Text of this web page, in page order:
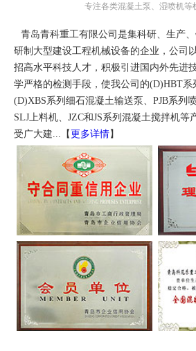
专注各类混凝土泵、湿喷机等
青岛青科重工有限公司是集科研、生产
研制大型建设工程机械设备的企业，公司
招高水平科技人才，积极引进国内外先进
学严格的检测手段，使我公司的(D)HBT系
(D)XBS系列细石混凝土输送泵、PJB系列
SLJ上料机、JZC和JS系列混凝土搅拌机等
受广大建...【 更多详情】